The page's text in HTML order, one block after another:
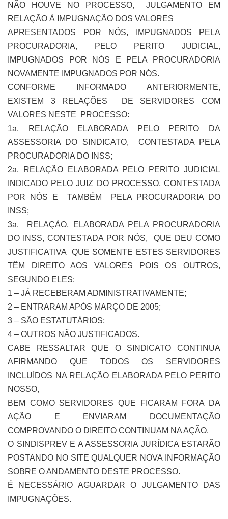
NÃO HOUVE NO PROCESSO, JULGAMENTO EM
RELAÇÃO À IMPUGNAÇÃO DOS VALORES
APRESENTADOS POR NÓS, IMPUGNADOS PELA
PROCURADORIA, PELO PERITO JUDICIAL,
IMPUGNADOS POR NÓS E PELA PROCURADORIA
NOVAMENTE IMPUGNADOS POR NÓS.
CONFORME INFORMADO ANTERIORMENTE,
EXISTEM 3 RELAÇÕES DE SERVIDORES COM
VALORES NESTE PROCESSO:
1a. RELAÇÃO ELABORADA PELO PERITO DA
ASSESSORIA DO SINDICATO, CONTESTADA PELA
PROCURADORIA DO INSS;
2a. RELAÇÃO ELABORADA PELO PERITO JUDICIAL
INDICADO PELO JUIZ DO PROCESSO, CONTESTADA
POR NÓS E TAMBÉM PELA PROCURADORIA DO
INSS;
3a. RELAÇÀO, ELABORADA PELA PROCURADORIA
DO INSS, CONTESTADA POR NÓS, QUE DEU COMO
JUSTIFICATIVA QUE SOMENTE ESTES SERVIDORES
TÊM DIREITO AOS VALORES POIS OS OUTROS,
SEGUNDO ELES:
1 – JÁ RECEBERAM ADMINISTRATIVAMENTE;
2 – ENTRARAM APÓS MARÇO DE 2005;
3 – SÃO ESTATUTÁRIOS;
4 – OUTROS NÃO JUSTIFICADOS.
CABE RESSALTAR QUE O SINDICATO CONTINUA
AFIRMANDO QUE TODOS OS SERVIDORES
INCLUÍDOS NA RELAÇÃO ELABORADA PELO PERITO
NOSSO,
BEM COMO SERVIDORES QUE FICARAM FORA DA
AÇÃO E ENVIARAM DOCUMENTAÇÃO
COMPROVANDO O DIREITO CONTINUAM NA AÇÃO.
O SINDISPREV E A ASSESSORIA JURÍDICA ESTARÃO
POSTANDO NO SITE QUALQUER NOVA INFORMAÇÃO
SOBRE O ANDAMENTO DESTE PROCESSO.
É NECESSÁRIO AGUARDAR O JULGAMENTO DAS
IMPUGNAÇÕES.